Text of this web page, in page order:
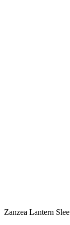
Zanzea Lantern